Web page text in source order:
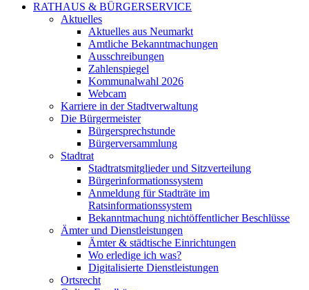
RATHAUS & BÜRGERSERVICE
Aktuelles
Aktuelles aus Neumarkt
Amtliche Bekanntmachungen
Ausschreibungen
Zahlenspiegel
Kommunalwahl 2026
Webcam
Karriere in der Stadtverwaltung
Die Bürgermeister
Bürgersprechstunde
Bürgerversammlung
Stadtrat
Stadtratsmitglieder und Sitzverteilung
Bürgerinformationssystem
Anmeldung für Stadträte im
Ratsinformationssystem
Bekanntmachung nichtöffentlicher Beschlüsse
Ämter und Dienstleistungen
Ämter & städtische Einrichtungen
Wo erledige ich was?
Digitalisierte Dienstleistungen
Ortsrecht